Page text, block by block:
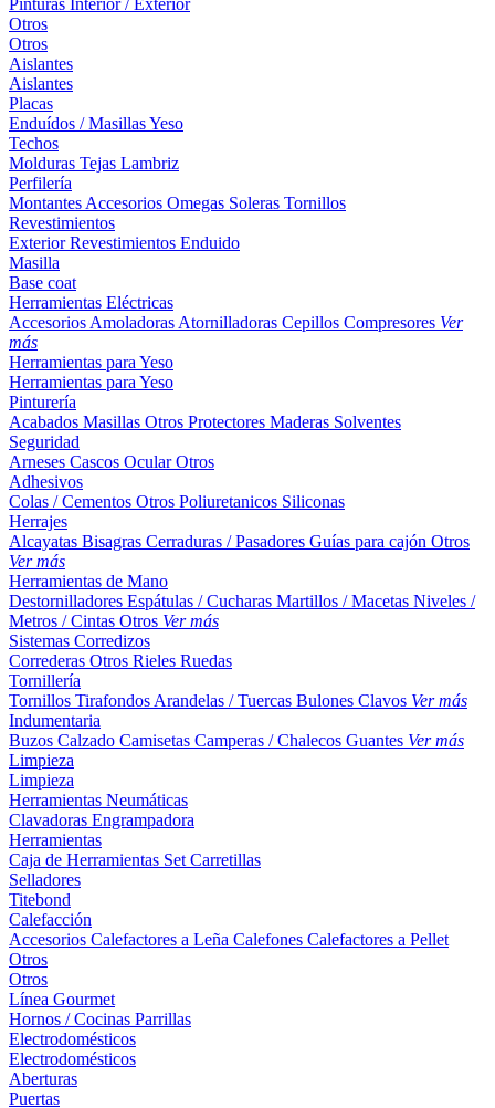
Pinturas Interior / Exterior
Otros
Otros
Aislantes
Aislantes
Placas
Enduídos / MasillasYeso
Techos
Molduras Tejas Lambriz
Perfilería
Montantes Accesorios Omegas Soleras Tornillos
Revestimientos
ExteriorRevestimientos Enduido
Masilla
Base coat
Herramientas Eléctricas
Accesorios Amoladoras Atornilladoras Cepillos Compresores Ver
más
Herramientas para Yeso
Herramientas para Yeso
Pinturería
Acabados Masillas Otros Protectores Maderas Solventes
Seguridad
Arneses Cascos OcularOtros
Adhesivos
Colas / Cementos Otros Poliuretanicos Siliconas
Herrajes
Alcayatas Bisagras Cerraduras / Pasadores Guías para cajón Otros
Ver más
Herramientas de Mano
Destornilladores Espátulas / Cucharas Martillos / Macetas Niveles /
Metros / Cintas Otros Ver más
Sistemas Corredizos
Correderas Otros Rieles Ruedas
Tornillería
Tornillos Tirafondos Arandelas / Tuercas Bulones Clavos Ver más
Indumentaria
Buzos Calzado Camisetas Camperas / Chalecos Guantes Ver más
Limpieza
Limpieza
Herramientas Neumáticas
Clavadoras Engrampadora
Herramientas
Caja de Herramientas Set Carretillas
Selladores
Titebond
Calefacción
Accesorios Calefactores a Leña Calefones Calefactores a Pellet
Otros
Otros
Línea Gourmet
Hornos / Cocinas Parrillas
Electrodomésticos
Electrodomésticos
Aberturas
Puertas